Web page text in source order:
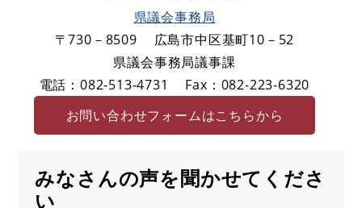
県議会事務局
〒730－8509
広島市中区基町10－52
県議会事務局議事課
電話：082-513-4731
Fax：082-223-6320
お問い合わせフォームはこちらから
みなさんの声を聞かせてくださ
い